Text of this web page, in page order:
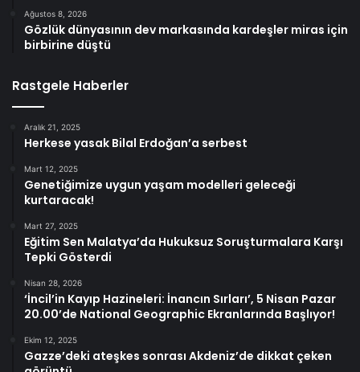
Ağustos 8, 2026
Gözlük dünyasının dev markasında kardeşler miras için
birbirine düştü
Rastgele Haberler
Aralık 21, 2025
Herkese yasak Bilal Erdoğan’a serbest
Mart 12, 2025
Genetiğimize uygun yaşam modelleri geleceği
kurtaracak!
Mart 27, 2025
Eğitim Sen Malatya’da Hukuksuz Soruşturmalara Karşı
Tepki Gösterdi
Nisan 28, 2026
‘İncil’in Kayıp Hazineleri: İnancın Sırları’, 5 Nisan Pazar
20.00’de National Geographic Ekranlarında Başlıyor!
Ekim 12, 2025
Gazze’deki ateşkes sonrası Akdeniz’de dikkat çeken